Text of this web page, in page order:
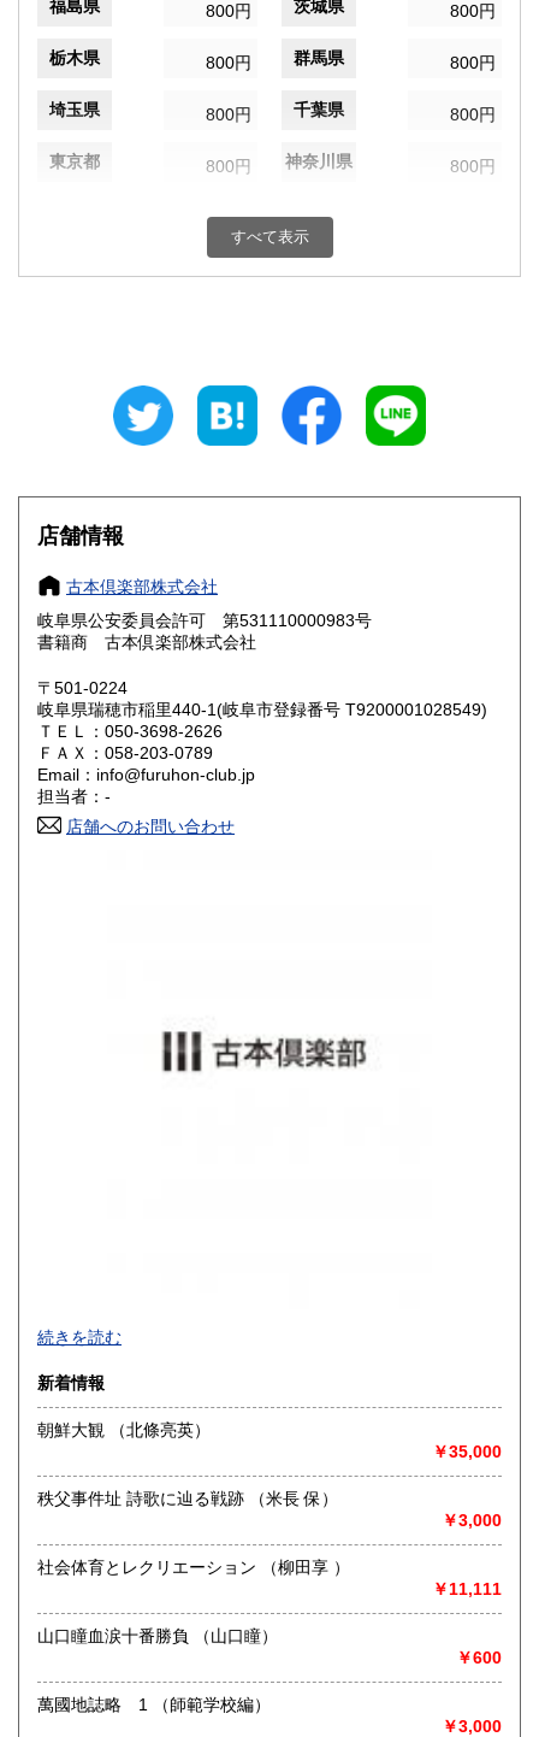
福島県 800円 茨城県 800円
栃木県 800円 群馬県 800円
埼玉県 800円 千葉県 800円
東京都 800円 神奈川県 800円
800円 富山県
800円 三重県
大阪府
奈良県 800円
鳥取県 800円 島根県
岡山県
山口県 800円
香川県 800円
高知県 800円
1,200円
すべて表示
店舗情報
古本倶楽部株式会社
岐阜県公安委員会許可 第531110000983号
書籍商 古本倶楽部株式会社
〒501-0224
岐阜県瑞穂市稲里440-1(岐阜市登録番号 T9200001028549)
ＴＥＬ：050-3698-2626
ＦＡＸ：058-203-0789
Email：info@furuhon-club.jp
担当者：-
店舗へのお問い合わせ
買取品目一覧
術・アート・建築・書道・理工学・東洋医学・ビジネス書・
武道・山岳・オカルト・幻想文学・サブカルチャー・70年
代、80年代アイドル・アニメ・漫画・雑誌・アダルト・マニ
◎メディア商品【ジャズ・ロック・クラシック・映画・アニ
メ・ゲーム・声優・アイドル・ビジネス・アダルト・車・バ
EP、カセット、ポスター、おもちゃ、グッズ、パンフレット
などマニアックなものを中心に高価買取
ンタイア・和本・漢籍・戦争㊙︎資料・書道具・茶道具・戦前
絵はがき・鳥瞰図・古地図・浮世絵・軸・拓本・印譜・エロ
グロ】など古いものの中には希少価値の高いものも多数ござ
いますので価値がないと処分される前に是非 ｢古本倶楽部｣ま
続きを読む
新着情報
朝鮮大観 （北條亮英）
￥35,000
秩父事件址 詩歌に辿る戦跡 （米長 保）
￥3,000
社会体育とレクリエーション （柳田享 ）
￥11,111
山口瞳血涙十番勝負 （山口瞳）
￥600
萬國地誌略 1 （師範学校編）
￥3,000